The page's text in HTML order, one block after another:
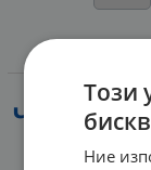
ЧЕТКА ЗА
КЛИЙН
Този
Ние